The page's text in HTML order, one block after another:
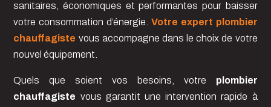
sanitaires, économiques et performantes pour baisser
votre consommation d’énergie. Votre expert plombier
chauffagiste vous accompagne dans le choix de votre
nouvel équipement.
Quels que soient vos besoins, votre plombier
chauffagiste vous garantit une intervention rapide à